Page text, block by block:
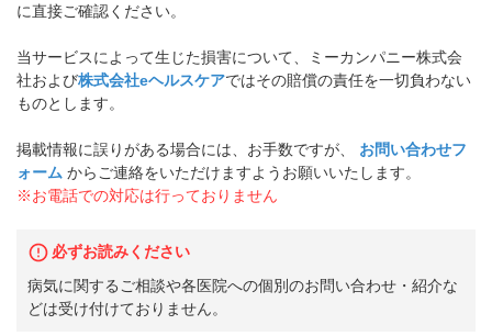
に直接ご確認ください。
当サービスによって生じた損害について、ミーカンパニー株式会
社および株式会社eヘルスケアではその賠償の責任を一切負わない
ものとします。
掲載情報に誤りがある場合には、お手数ですが、
お問い合わせフ
ォーム からご連絡をいただけますようお願いいたします。
※お電話での対応は行っておりません
必ずお読みください
病気に関するご相談や各医院への個別のお問い合わせ・紹介な
どは受け付けておりません。